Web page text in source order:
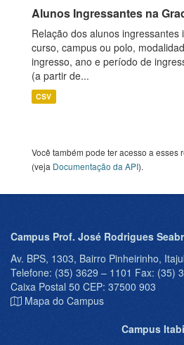
Alunos Ingressantes na
Relação dos alunos ingressantes
curso, campus ou polo,
ingresso, ano e período de
(a partir de...
CSV
Você também pode ter acesso a esses
(veja Documentação da API).
Campus Prof. José Rodrigues
Av. BPS, 1303, Bairro Pinheirinho,
Telefone: (35) 3629 – 1101 Fax: (35)
Caixa Postal 50 CEP: 37500 903
Mapa do Campus
Campus